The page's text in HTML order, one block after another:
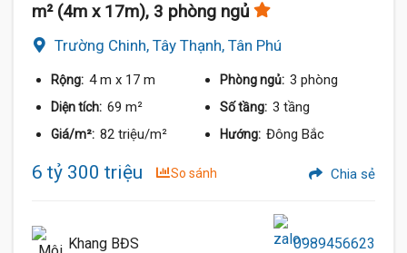
m² (4m x 17m), 3 phòng ngủ
Trường Chinh, Tây Thạnh, Tân Phú
Rộng: 4 m x 17 m Phòng ngủ: 3 phòng
Diện tích: 69 m² Số tầng: 3 tầng
Giá/m²: 82 triệu/m² Hướng: Đông Bắc
6 tỷ 300 triệu So sánh Chia sẻ
Khang BĐS 0989456623